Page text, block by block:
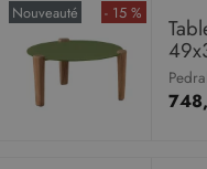
Nouveauté - 15 %